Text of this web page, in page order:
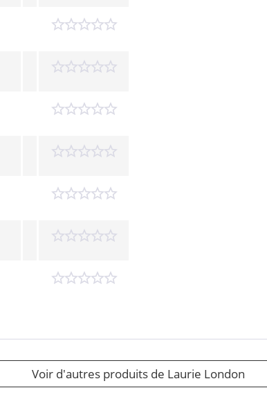
Voir d'autres produits de Laurie London